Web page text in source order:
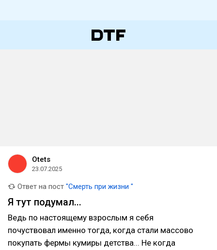
Otets
23.07.2025
Ответ на пост "Смерть при жизни "
Я тут подумал...
Ведь по настоящему взрослым я себя
почуствовал именно тогда, когда стали массово
покупать фермы кумиры детства... Не когда